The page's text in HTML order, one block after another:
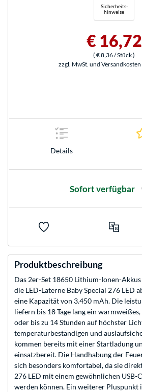
Sicherheits-
hinweise
€ 16,72
( € 8,36/ Stück)
zzgl. MwSt. und Versandkosten
Details
Sofort verfügbar
Produktbeschreibung
Das 2er-Set 18650 Lithium-Ionen-
die LED-Laterne Baby Special 276 LED
eine Kapazität von 3.450 mAh. Die
liefern bis 18 Tage lang ein
oder bis zu 14 Stunden auf höchster
temperaturbeständigen und
kommen bereits mit einer Startladung
einsatzbereit. Die Handhabung der
sich besonders komfortabel, da sie
276 LED mit einem gewöhnlichen USB-
werden können. Ein weiterer Pluspunkt